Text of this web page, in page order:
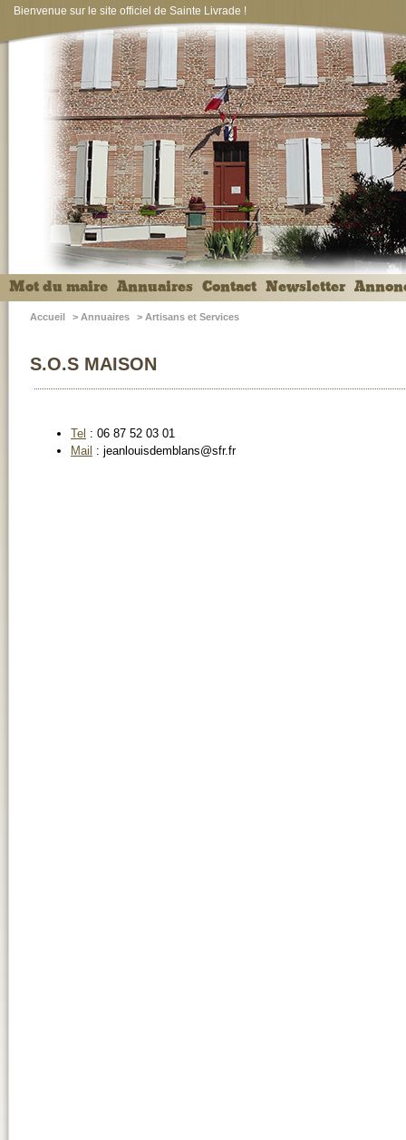
Bienvenue sur le site officiel de Sainte Livrade !
Mot du maire Annuaires Contact Newsletter
Accueil > Annuaires > Artisans et Services
S.O.S MAISON
Tel : 06 87 52 03 01
Mail : jeanlouisdemblans@sfr.fr